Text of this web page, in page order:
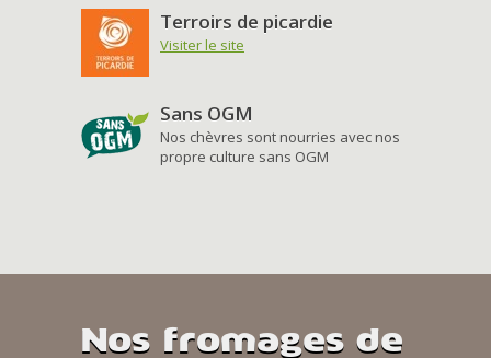
Terroirs de picardie
Visiter le site
Sans OGM
Nos chèvres sont nourries avec nos
propre culture sans OGM
Nos fromages de